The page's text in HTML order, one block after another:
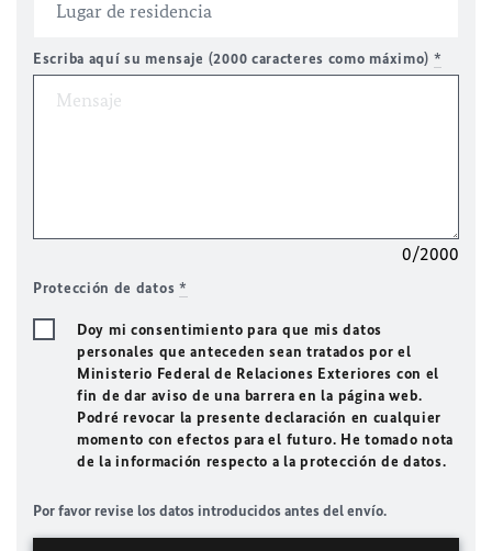
Escriba aquí su mensaje (2000 caracteres como máximo) *
0/2000
Protección de datos *
Doy mi consentimiento para que mis datos
personales que anteceden sean tratados por el
Ministerio Federal de Relaciones Exteriores con el
fin de dar aviso de una barrera en la página web.
Podré revocar la presente declaración en cualquier
momento con efectos para el futuro. He tomado nota
de la información respecto a la protección de datos.
Por favor revise los datos introducidos antes del envío.